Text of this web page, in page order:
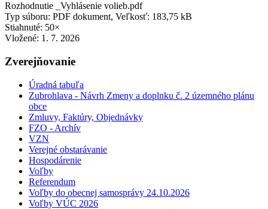
Rozhodnutie _Vyhlásenie volieb.pdf
Typ súboru: PDF dokument, Veľkosť: 183,75 kB
Stiahnuté: 50×
Vložené: 1. 7. 2026
Zverejňovanie
Úradná tabuľa
Zubrohlava - Návrh Zmeny a doplnku č. 2 územného plánu
obce
Zmluvy, Faktúry, Objednávky
FZO - Archív
VZN
Verejné obstarávanie
Hospodárenie
Voľby
Referendum
Voľby do obecnej samosprávy 24.10.2026
Voľby VÚC 2026